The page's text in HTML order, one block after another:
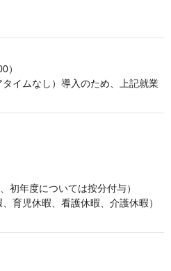
）
イムなし）導入のため、上記就業
初年度については按分付与）
育児休暇、看護休暇、介護休暇）